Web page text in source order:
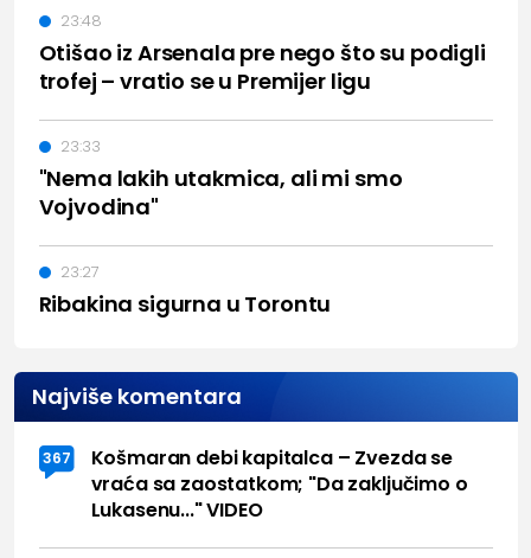
Otišao iz Arsenala pre nego što su podigli
trofej – vratio se u Premijer ligu
23:48
"Nema lakih utakmica, ali mi smo
Vojvodina"
23:33
Ribakina sigurna u Torontu
23:27
Najviše komentara
367
Košmaran debi kapitalca – Zvezda se
vraća sa zaostatkom; "Da zaključimo o
Lukasenu..." VIDEO